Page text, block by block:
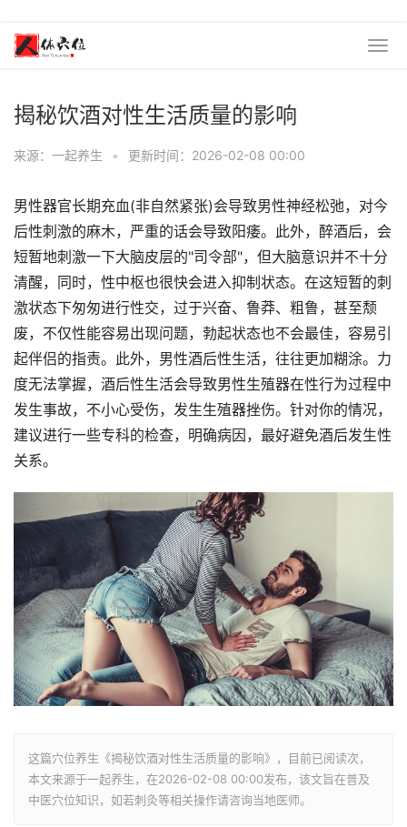
揭秘饮酒对性生活质量的影响
来源：一起养生 • 更新时间：2026-02-08 00:00
男性器官长期充血(非自然紧张)会导致男性神经松弛，对今
后性刺激的麻木，严重的话会导致阳痿。此外，醉酒后，会
短暂地刺激一下大脑皮层的"司令部"，但大脑意识并不十分
清醒，同时，性中枢也很快会进入抑制状态。在这短暂的刺
激状态下匆匆进行性交，过于兴奋、鲁莽、粗鲁，甚至颓
废，不仅性能容易出现问题，勃起状态也不会最佳，容易引
起伴侣的指责。此外，男性酒后性生活，往往更加糊涂。力
度无法掌握，酒后性生活会导致男性生殖器在性行为过程中
发生事故，不小心受伤，发生生殖器挫伤。针对你的情况，
建议进行一些专科的检查，明确病因，最好避免酒后发生性
关系。
这篇穴位养生《揭秘饮酒对性生活质量的影响》，目前已阅读次，
本文来源于一起养生，在2026-02-08 00:00发布，该文旨在普及
中医穴位知识，如若刺灸等相关操作请咨询当地医师。